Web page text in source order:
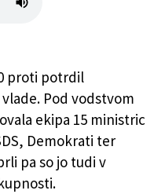
JURE
proti potrdil
Pod vodstvom
ekipa 15 ministric
Demokrati ter
pa so jo tudi v